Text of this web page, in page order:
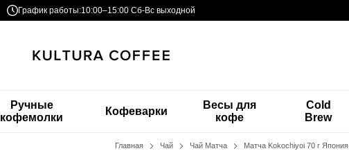
График работы:10:00–15:00 Сб-Вс выходной
Ручные
кофемолки
Кофеварки
Весы для
кофе
Cold
Brew
Главная Чай Чай Матча Матча Kokochiyoi 70 г Япония